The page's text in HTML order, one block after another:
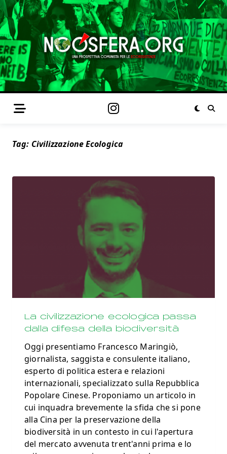
Tag: Civilizzazione Ecologica
La civilizzazione ecologica passa
dalla difesa della biodiversità
Oggi presentiamo Francesco Maringiò,
giornalista, saggista e consulente italiano,
esperto di politica estera e relazioni
internazionali, specializzato sulla Repubblica
Popolare Cinese. Proponiamo un articolo in
cui inquadra brevemente la sfida che si pone
alla Cina per la preservazione della
biodiversità in un contesto in cui l'apertura
del mercato avvenuta trent'anni prima e lo